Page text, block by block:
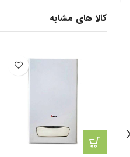
کالا های مشابه